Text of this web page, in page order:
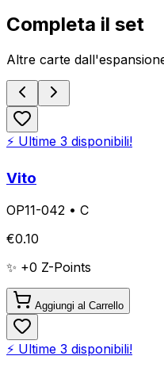
Completa il set
Altre carte
⚡ Ultime 3 disponibili!
Vito
OP11-042 • C
€0.10
✨ +0 Z-Points
Aggiungi al Carrello
⚡ Ultime 3 disponibili!